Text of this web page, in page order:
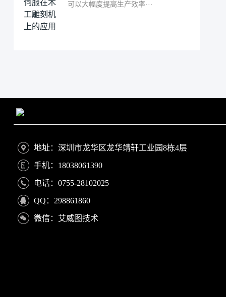
可以大幅度提高生产效率···
地址：深圳市龙华区龙华靖轩工业园8栋4层
手机：18038061390
电话：0755-28102025
QQ：298861860
微信：艾威图技术